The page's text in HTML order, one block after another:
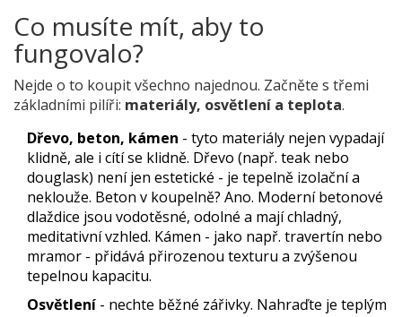
Co musíte mít, aby to
fungovalo?
Nejde o to koupit všechno najednou. Začněte s třemi
základními pilíři: materiály, osvětlení a teplota.
Dřevo, beton, kámen - tyto materiály nejen vypadají
klidně, ale i cítí se klidně. Dřevo (např. teak nebo
douglask) není jen estetické - je tepelně izolační a
neklouže. Beton v koupelně? Ano. Moderní betonové
dlaždice jsou vodotěsné, odolné a mají chladný,
meditativní vzhled. Kámen - jako např. travertín nebo
mramor - přidává přirozenou texturu a zvýšenou
tepelnou kapacitu.
Osvětlení - nechte běžné zářivky. Nahraďte je teplým